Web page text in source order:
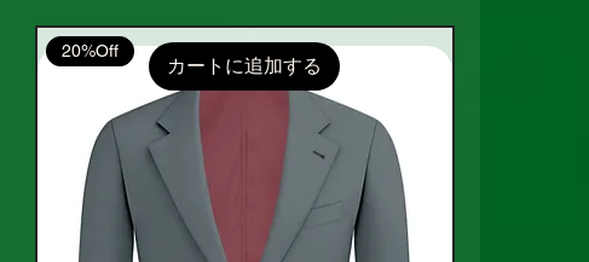
カートに追加する
20%Off